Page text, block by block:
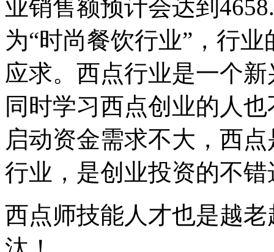
业销售额预计会达到
为“时尚餐饮行业”，行
应求。西点行业是一个
同时学习西点创业的人
启动资金需求不大，西
行业，是创业投资的不错
西点师技能人才也是越